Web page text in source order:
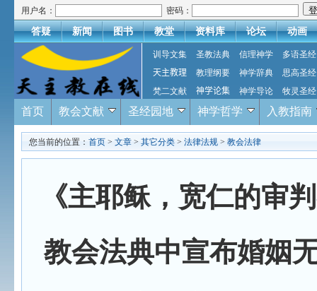
用户名： 密码：
答疑 新闻 图书 教堂 资料库 论坛 动画
训导文集 圣教法典 信理神学
多语圣经
天主教理
教理纲要 神学辞典
思高圣经
梵二文献
神学论集 神学导论 牧灵圣经
首页 教会文献 圣经园地 神学哲学 入教指南
您当前的位置： 首页 > 文章 > 其它分类 > 法律法规 > 教会法律
《主耶稣，宽仁的审
教会法典中宣布婚姻